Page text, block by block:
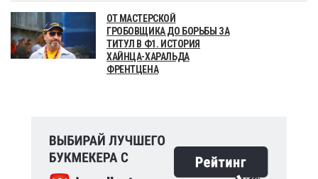
ОТ МАСТЕРСКОЙ
ГРОБОВЩИКА ДО БОРЬБЫ ЗА
ТИТУЛ В Ф1. ИСТОРИЯ
ХАЙНЦА-ХАРАЛЬДА
ФРЕНТЦЕНА